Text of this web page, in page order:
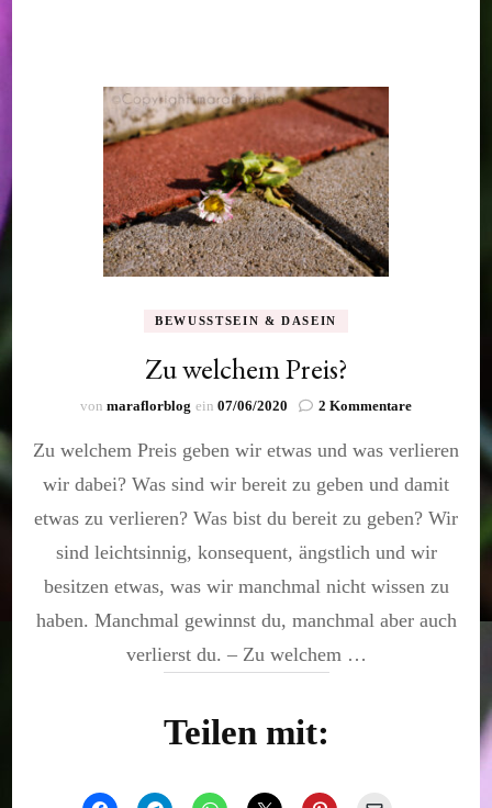
BEWUSSTSEIN & DASEIN
Zu welchem Preis?
von maraflorblog ein 07/06/2020 2 Kommentarezu
welchem
Zu welchem Preis geben wir etwas und was verlieren
wir dabei? Was sind wir bereit zu geben und damit
etwas zu verlieren? Was bist du bereit zu geben? Wir
sind leichtsinnig, konsequent, ängstlich und wir
besitzen etwas, was wir manchmal nicht wissen zu
haben. Manchmal gewinnst du, manchmal aber auch
verlierst du. – Zu welchem …
Teilen mit: